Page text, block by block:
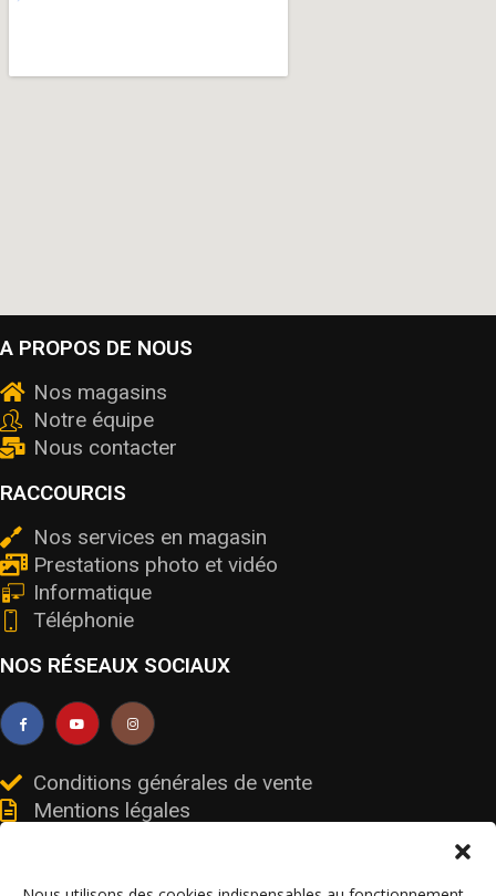
A PROPOS DE NOUS
Nos magasins
Notre équipe
Nous contacter
RACCOURCIS
Nos services en magasin
Prestations photo et vidéo
Informatique
Téléphonie
NOS RÉSEAUX SOCIAUX
Conditions générales de vente
Mentions légales